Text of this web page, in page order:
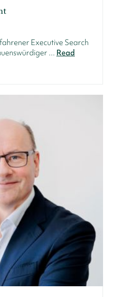
Executive Search
... Read